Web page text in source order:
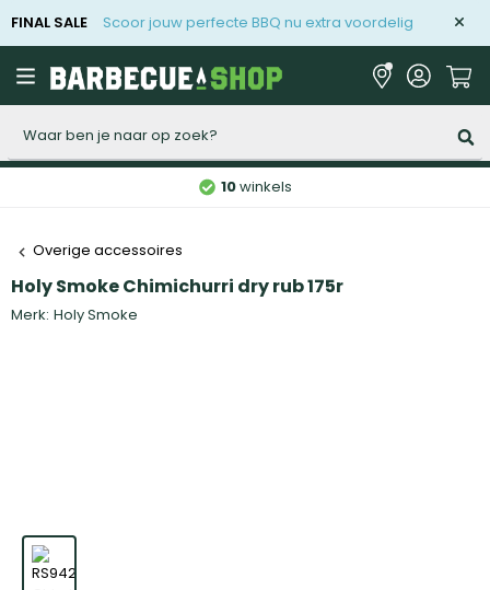
FINAL SALE Scoor jouw perfecte BBQ nu extra voordelig
10winkels
Overige accessoires
Holy Smoke Chimichurri dry rub 175r
Merk: Holy Smoke